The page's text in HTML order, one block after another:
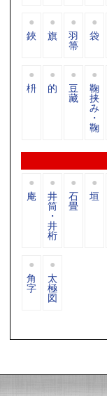
鋏 旗 羽
箒
袋
枡 的 豆
藏
鞠
挟
み
・
鞠
庵 井
筒
・
井
桁
石
畳
垣
角
字
太
極
図